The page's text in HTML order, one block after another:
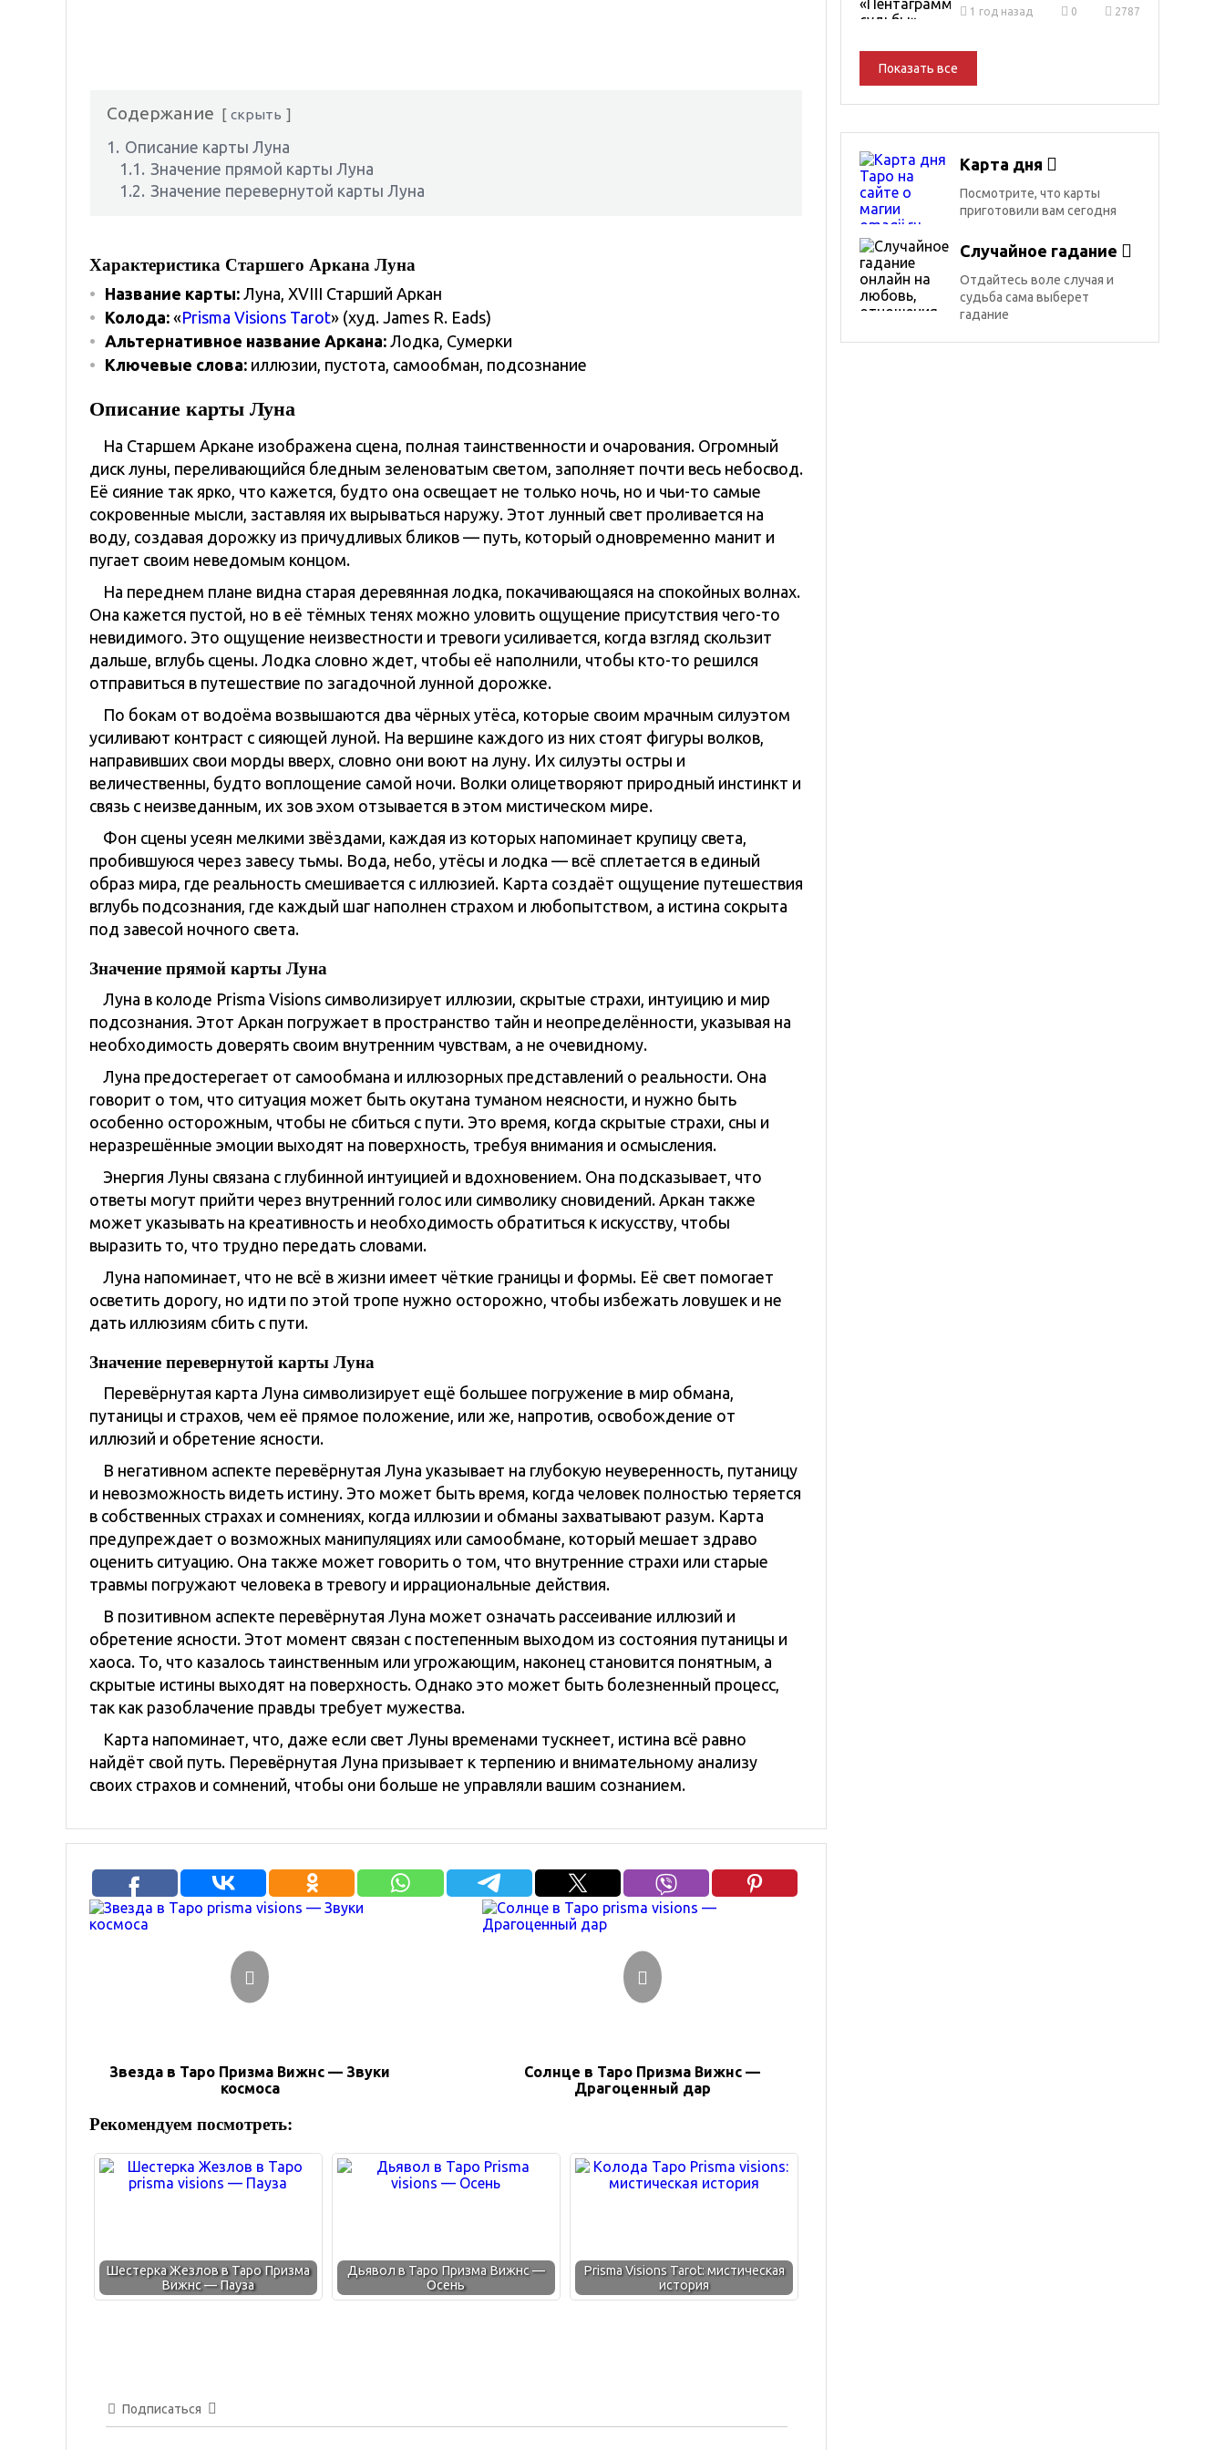
Содержание скрыть
1. Описание карты Луна
1.1. Значение прямой карты Луна
1.2. Значение перевернутой карты Луна
Характеристика Старшего Аркана Луна
Название карты: Луна, XVIII Старший Аркан
Колода: «Prisma Visions Tarot» (худ. James R. Eads)
Альтернативное название Аркана: Лодка, Сумерки
Ключевые слова: иллюзии, пустота, самообман, подсознание
Описание карты Луна
На Старшем Аркане изображена сцена, полная таинственности и очарования. Огромный
диск луны, переливающийся бледным зеленоватым светом, заполняет почти весь небосвод.
Её сияние так ярко, что кажется, будто она освещает не только ночь, но и чьи-то самые
сокровенные мысли, заставляя их вырываться наружу. Этот лунный свет проливается на
воду, создавая дорожку из причудливых бликов — путь, который одновременно манит и
пугает своим неведомым концом.
На переднем плане видна старая деревянная лодка, покачивающаяся на спокойных волнах.
Она кажется пустой, но в её тёмных тенях можно уловить ощущение присутствия чего-то
невидимого. Это ощущение неизвестности и тревоги усиливается, когда взгляд скользит
дальше, вглубь сцены. Лодка словно ждет, чтобы её наполнили, чтобы кто-то решился
отправиться в путешествие по загадочной лунной дорожке.
По бокам от водоёма возвышаются два чёрных утёса, которые своим мрачным силуэтом
усиливают контраст с сияющей луной. На вершине каждого из них стоят фигуры волков,
направивших свои морды вверх, словно они воют на луну. Их силуэты остры и
величественны, будто воплощение самой ночи. Волки олицетворяют природный инстинкт и
связь с неизведанным, их зов эхом отзывается в этом мистическом мире.
Фон сцены усеян мелкими звёздами, каждая из которых напоминает крупицу света,
пробившуюся через завесу тьмы. Вода, небо, утёсы и лодка — всё сплетается в единый
образ мира, где реальность смешивается с иллюзией. Карта создаёт ощущение путешествия
вглубь подсознания, где каждый шаг наполнен страхом и любопытством, а истина сокрыта
под завесой ночного света.
Значение прямой карты Луна
Луна в колоде Prisma Visions символизирует иллюзии, скрытые страхи, интуицию и мир
подсознания. Этот Аркан погружает в пространство тайн и неопределённости, указывая на
необходимость доверять своим внутренним чувствам, а не очевидному.
Луна предостерегает от самообмана и иллюзорных представлений о реальности. Она
говорит о том, что ситуация может быть окутана туманом неясности, и нужно быть
особенно осторожным, чтобы не сбиться с пути. Это время, когда скрытые страхи, сны и
неразрешённые эмоции выходят на поверхность, требуя внимания и осмысления.
Энергия Луны связана с глубинной интуицией и вдохновением. Она подсказывает, что
ответы могут прийти через внутренний голос или символику сновидений. Аркан также
может указывать на креативность и необходимость обратиться к искусству, чтобы
выразить то, что трудно передать словами.
Луна напоминает, что не всё в жизни имеет чёткие границы и формы. Её свет помогает
осветить дорогу, но идти по этой тропе нужно осторожно, чтобы избежать ловушек и не
дать иллюзиям сбить с пути.
Значение перевернутой карты Луна
Перевёрнутая карта Луна символизирует ещё большее погружение в мир обмана,
путаницы и страхов, чем её прямое положение, или же, напротив, освобождение от
иллюзий и обретение ясности.
В негативном аспекте перевёрнутая Луна указывает на глубокую неуверенность, путаницу
и невозможность видеть истину. Это может быть время, когда человек полностью теряется
в собственных страхах и сомнениях, когда иллюзии и обманы захватывают разум. Карта
предупреждает о возможных манипуляциях или самообмане, который мешает здраво
оценить ситуацию. Она также может говорить о том, что внутренние страхи или старые
травмы погружают человека в тревогу и иррациональные действия.
В позитивном аспекте перевёрнутая Луна может означать рассеивание иллюзий и
обретение ясности. Этот момент связан с постепенным выходом из состояния путаницы и
хаоса. То, что казалось таинственным или угрожающим, наконец становится понятным, а
скрытые истины выходят на поверхность. Однако это может быть болезненный процесс,
так как разоблачение правды требует мужества.
Карта напоминает, что, даже если свет Луны временами тускнеет, истина всё равно
найдёт свой путь. Перевёрнутая Луна призывает к терпению и внимательному анализу
своих страхов и сомнений, чтобы они больше не управляли вашим сознанием.
1 год назад 0 2787
Показать все
Карта дня
Посмотрите, что карты
приготовили вам сегодня
Случайное гадание
Отдайтесь воле случая и
судьба сама выберет
гадание
Звезда в Таро Призма Вижнс — Звуки
космоса
Солнце в Таро Призма Вижнс —
Драгоценный дар
Рекомендуем посмотреть:
Шестерка Жезлов в Таро Призма
Вижнс — Пауза
Дьявол в Таро Призма Вижнс —
Осень
Prisma Visions Tarot: мистическая
история
Подписаться